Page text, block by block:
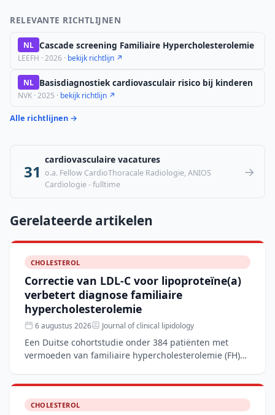
RELEVANTE RICHTLIJNEN
NL Cascade screening Familiaire Hypercholesterolemie
LEEFH · 2026 · bekijk richtlijn ↗
NL Basisdiagnostiek cardiovasculair risico bij kinderen
NVK · 2025 · bekijk richtlijn ↗
Alle richtlijnen →
31
cardiovasculaire vacatures
o.a. Fellow CardioThoracale Radiologie, ANIOS
Cardiologie - fulltime
→
Gerelateerde artikelen
CHOLESTEROL
Correctie van LDL-C voor lipoproteïne(a)
verbetert diagnose familiaire
hypercholesterolemie
6 augustus 2026 Journal of clinical lipidology
Een Duitse cohortstudie onder 384 patiënten met
vermoeden van familiaire hypercholesterolemie (FH)
CHOLESTEROL